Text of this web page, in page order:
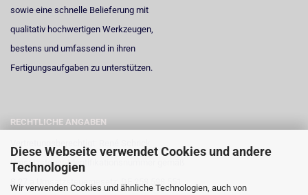
Diese Webseite verwendet Cookies und andere
Technologien
Wir verwenden Cookies und ähnliche Technologien, auch von
sowie eine schnelle Belieferung mit
qualitativ hochwertigen Werkzeugen,
bestens und umfassend in ihren
Fertigungsaufgaben zu unterstützen.
RECHTLICHE ANGABEN
Umsatzsteuer-Identifikationsnummer gemäß
§ 27 a Umsatzsteuergesetz: DE 258 598 551